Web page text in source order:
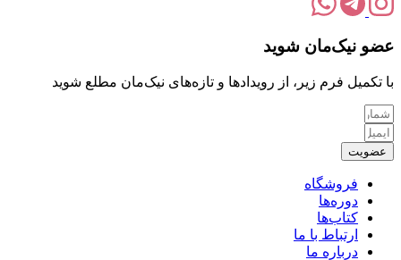
عضو نیک‌مان شوید
با تکمیل فرم زیر، از رویدادها و تازه‌های نیک‌مان مطلع شوید
عضویت
فروشگاه
دوره‌ها
کتاب‌ها
ارتباط با ما
درباره ما